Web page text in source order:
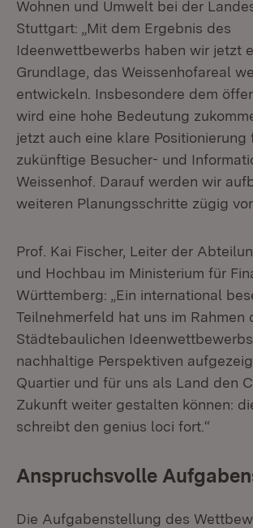
Wohnen und Umwelt bei der
Stuttgart: „Mit dem Ergebnis des
Ideenwettbewerbs haben wir jetzt
Grundlage, das Weissenhofareal
entwickeln. Insbesondere dem
wird eine hohe Bedeutung
jetzt auch eine klare Positionierung
zukünftige Besucher- und
Weissenhof. Darauf werden wir
weiteren Planungsschritte zügig
Prof. Kai Fischer, Leiter der
und Hochbau im Ministerium für
Württemberg: „Ein international
Teilnehmerfeld hat uns im Rahmen
Städtebaulichen
nachhaltige Perspektiven
Quartier und für uns als Land den
Zukunft weiter gestalten können:
schreibt den genius loci fort.“
Anspruchsvolle
Die Aufgabenstellung des